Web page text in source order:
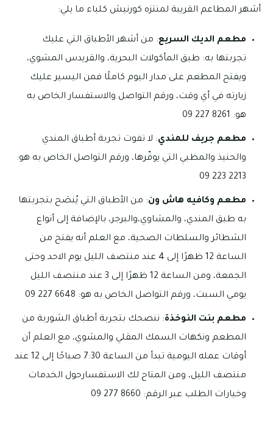
أشهر المطاعم القريبة لمنتزه كورنيش كلباء ما يلي:
مطعم الديك السريع: من أشهر الأطباق التي عليك
تجربتها به: طبق المأكولات البحرية، والقريدس المشوي،
ويفتح المطعم على مدار اليوم كاملًا فمن اليسير عليك
زيارته في أي وقت، ورقم التواصل والاستفسار الخاص به
هو: 8261 227 09
مطعم جريف للمندي: لا تفوت تجربة أطباق المندي
والحنيذ والمظبي التي يوفّرها، ورقم التواصل الخاص به هو:
2213 223 09
مطعم وكافيه هاش ون: من الأطباق التي يُنصَح بتجربتها
به طبق المندي، والمشاوي،والبرجر، بالإضافة إلى أنواع
الشطائر والسلطات الصحية، مع العلم أنه يفتح من
الساعة 12 ظهرًا إلى 4 عند منتصف الليل يوم الاحد وحتى
الجمعة، ومن الساعة 12 ظهرًا إلى 3 عند منتصف الليل
يومي السبت، ورقم التواصل الخاص به هو: 6648 227 09
مطعم بنت النوخذة: ننصحك بتجربة أطباق الشوربة من
المطعم ونكهات السمك المقلي والمشوي، مع العلم أن
أوقات عمله اليومية تبدأ من الساعة 7:30 صباحًا إلى 12 عند
منتصف الليل، ومن المتاح لك الاستفسارحول الخدمات
وخيارات الطلب عبر الرقم: 8660 277 09